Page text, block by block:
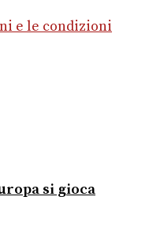
e le condizioni
si gioca